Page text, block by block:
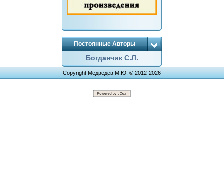
Постоянные Авторы
Богданчик С.Л.
Copyright Медведев М.Ю. © 2012-2026